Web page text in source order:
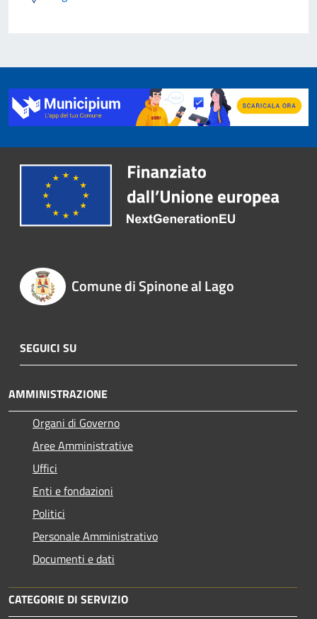
Comune di Spinone al Lago
SEGUICI SU
AMMINISTRAZIONE
Organi di Governo
Aree Amministrative
Uffici
Enti e fondazioni
Politici
Personale Amministrativo
Documenti e dati
CATEGORIE DI SERVIZIO